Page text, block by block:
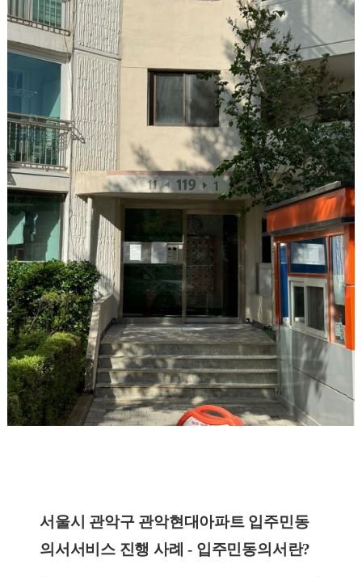
서울시 관악구 관악현대아파트 입주민동
의서 서비스 진행 사례 - 입주민동의서란?